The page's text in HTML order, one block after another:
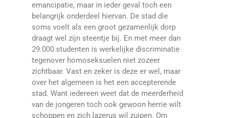
emancipatie, maar in ieder geval toch een
belangrijk onderdeel hiervan. De stad die
soms voelt als een groot gezamenlijk dorp
draagt wel zijn steentje bij. En met meer dan
29.000 studenten is werkelijke discriminatie
tegenover homoseksuelen niet zozeer
zichtbaar. Vast en zeker is deze er wel, maar
over het algemeen is het een accepterende
stad. Want iedereen weet dat de meerderheid
van de jongeren toch ook gewoon herrie wilt
schoppen en zich lazerus wil zuipen. Om